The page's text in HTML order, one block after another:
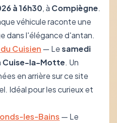
à 16h30, à Compiègne.
véhicule raconte une
dans l'élégance d'antan.
Cuisien — Lesamedi
Cuise-la-Motte. Un
en arrière sur ce site
Idéal pour les curieux et
les-Bains — Le